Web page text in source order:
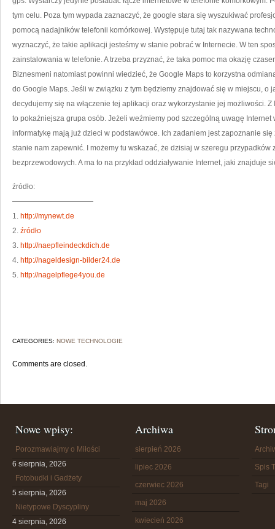
tym celu. Poza tym wypada zaznaczyć, że google stara się wyszukiwać
pomocą nadajników telefonii komórkowej. Występuje tutaj tak nazywana
wyznaczyć, że takie aplikacji jesteśmy w stanie pobrać w Internecie. W ten
zainstalowania w telefonie. A trzeba przyznać, że taka pomoc ma okazję
Biznesmeni natomiast powinni wiedzieć, że Google Maps to korzystna
do Google Maps. Jeśli w związku z tym będziemy znajdować się w miejscu, o
decydujemy się na włączenie tej aplikacji oraz wykorzystanie jej możliwości.
to pokaźniejsza grupa osób. Jeżeli weźmiemy pod szczególną uwagę Internet
informatykę mają już dzieci w podstawówce. Ich zadaniem jest zapoznanie
stanie nam zapewnić. I możemy tu wskazać, że dzisiaj w szeregu przypadków
bezprzewodowych. A ma to na przykład oddziaływanie Internet, jaki znajduje
źródło:
———————————
1. http://mynewt.de
2. źródło
3. http://naepfleindeckdich.de
4. http://nageldesign-bilder24.de
5. http://nagelpflege4you.de
CATEGORIES: NOWE TECHNOLOGIE
Comments are closed.
Nowe wpisy:
Porozmawiajmy o Miłości
6 sierpnia, 2026
Fotobudki i Gadżety
5 sierpnia, 2026
Nietypowe Dyscypliny
4 sierpnia, 2026
Archiwa
sierpień 2026
lipiec 2026
czerwiec 2026
maj 2026
kwiecień 2026
Spis
Tagi